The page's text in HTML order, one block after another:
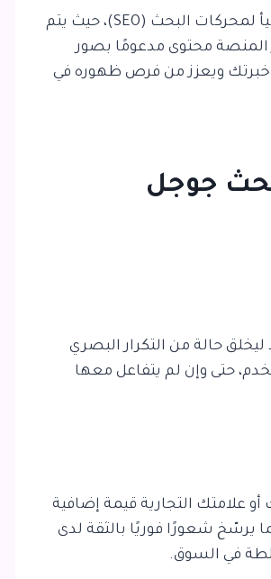
يأتي دور موقع كروان جورنال كمنصة متخصصة في صناعة محتوى احترافي مهيأ لمحركات البحث (SEO)، حيث يتم
المنصة محتوى مدعومًا بصور
خبرتك ويعزز من فرص ظهوره في
بحث جوجل
حالة من التكرار البصري
حتى وإن لم يتفاعل معها
علامتك التجارية قيمة إضافية
شعورًا فوريًا بالثقة لدى
في السوق.